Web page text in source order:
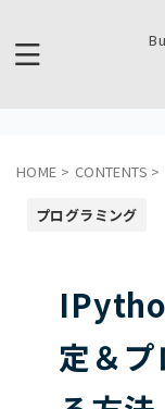
HOME > CONTENTS >
プログラミング
定＆